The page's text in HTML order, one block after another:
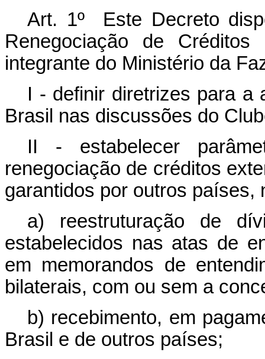
Art. 1º Este Decreto
Renegociação de
integrante do Ministério da
I - definir diretrizes para a
Brasil nas discussões do
II - estabelecer
renegociação de créditos
garantidos por outros países,
a) reestruturação de
estabelecidos nas atas de
em memorandos de
bilaterais, com ou sem a
b) recebimento, em
Brasil e de outros países;